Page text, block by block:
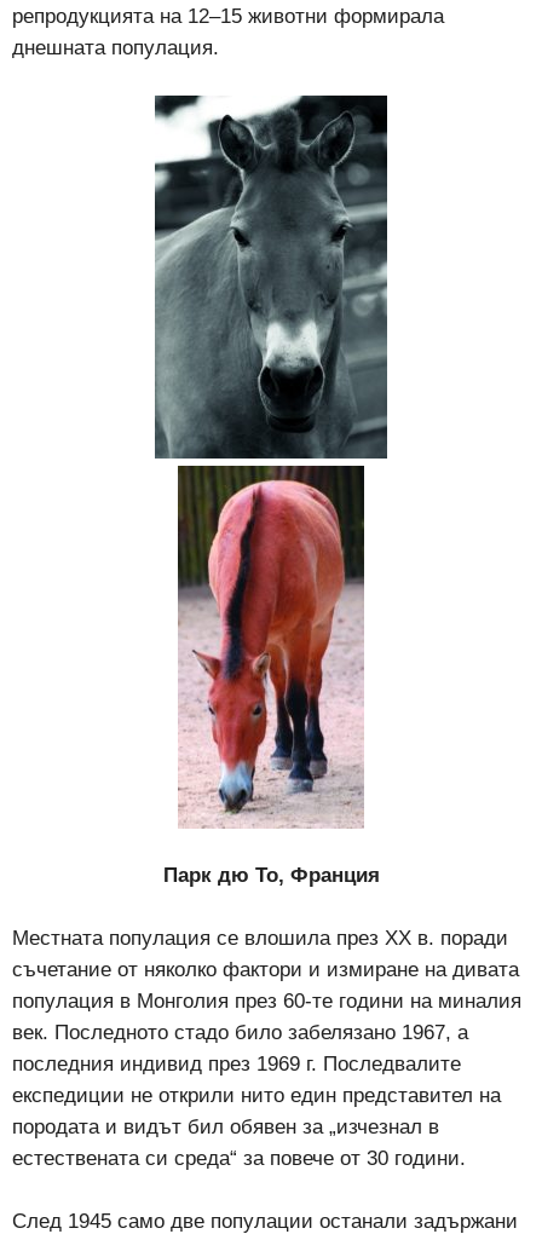
репродукцията на 12–15 животни формирала
днешната популация.
Парк дю То, Франция
Местната популация се влошила през ХХ в. поради
съчетание от няколко фактори и измиране на дивата
популация в Монголия през 60-те години на миналия
век. Последното стадо било забелязано 1967, а
последния индивид през 1969 г. Последвалите
експедиции не открили нито един представител на
породата и видът бил обявен за „изчезнал в
естествената си среда“ за повече от 30 години.
След 1945 само две популации останали задържани